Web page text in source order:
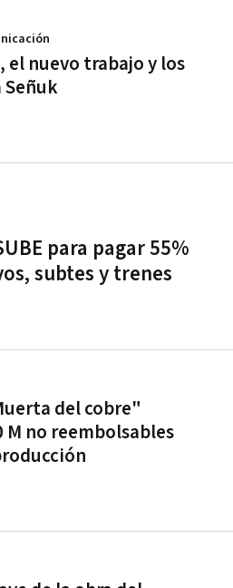
el nuevo trabajo y los
Señuk
para pagar 55%
subtes y trenes
del cobre"
M no reembolsables